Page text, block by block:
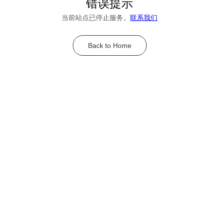
错误提示
当前站点已停止服务。 联系我们
Back to Home